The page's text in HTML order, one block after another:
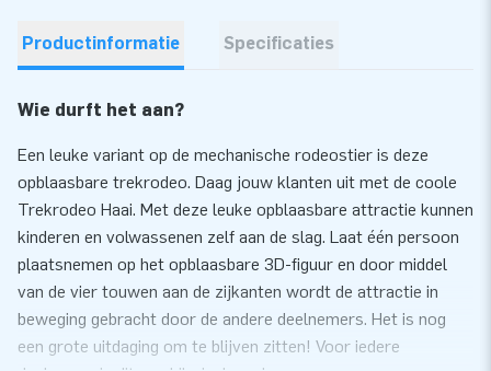
Productinformatie Specificaties
Wie durft het aan?
Een leuke variant op de mechanische rodeostier is deze
opblaasbare trekrodeo. Daag jouw klanten uit met de coole
Trekrodeo Haai. Met deze leuke opblaasbare attractie kunnen
kinderen en volwassenen zelf aan de slag. Laat één persoon
plaatsnemen op het opblaasbare 3D-figuur en door middel
van de vier touwen aan de zijkanten wordt de attractie in
beweging gebracht door de andere deelnemers. Het is nog
een grote uitdaging om te blijven zitten! Voor iedere